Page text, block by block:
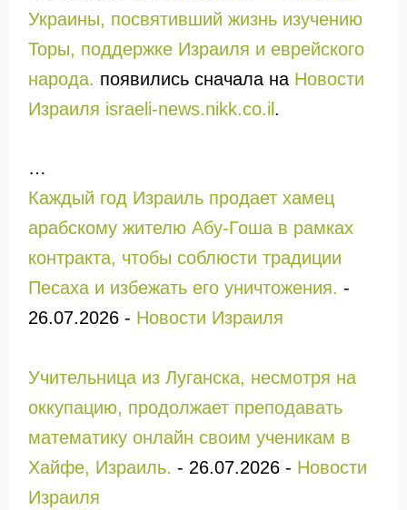
Украины, посвятивший жизнь изучению
Торы, поддержке Израиля и еврейского
народа. появились сначала на Новости
Израиля israeli-news.nikk.co.il .
…
Каждый год Израиль продает хамец
арабскому жителю Абу-Гоша в рамках
контракта, чтобы соблюсти традиции
Песаха и избежать его уничтожения. -
26.07.2026- Новости Израиля
Учительница из Луганска, несмотря на
оккупацию, продолжает преподавать
математику онлайн своим ученикам в
Хайфе, Израиль. - 26.07.2026- Новости
Израиля